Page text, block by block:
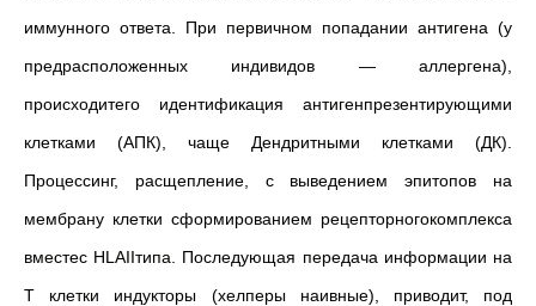
иммунного ответа. При первичном попадании антигена (у
предрасположенных индивидов — аллергена),
происходитего идентификация антигенпрезентирующими
клетками (АПК), чаще Дендритными клетками (ДК).
Процессинг, расщепление, с выведением эпитопов на
мембрану клетки сформированием рецепторногокомплекса
вместес HLAIIтипа. Последующая передача информации на
Т клетки индукторы (хелперы наивные), приводит, под